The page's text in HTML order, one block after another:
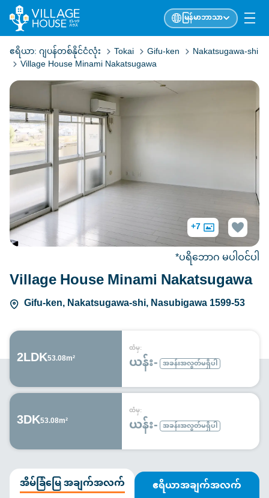
မြန်မာဘာသာ
ဧရိယာ:ဂျပန်တစ်နိုင်ငံလုံး Tokai Gifu-ken Nakatsugawa-shi
Village House Minami Nakatsugawa
Village House Minami Nakatsugawa
Gifu-ken, Nakatsugawa-shi, Nasubigawa 1599-53
+7
*ပရိဘောဂ မပါဝင်ပါ
2LDK53.08m²
ထံမှ:
ယန်း- အခန်းအလွတ်မရှိပါ
3DK53.08m²
ထံမှ:
ယန်း- အခန်းအလွတ်မရှိပါ
အိမ်ခြံမြေ အချက်အလက် ဧရိယာအချက်အလက်